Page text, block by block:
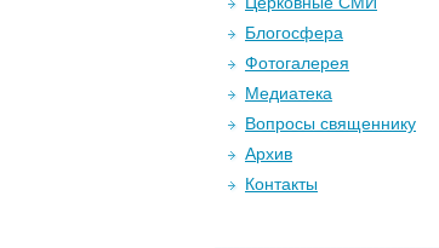
Блогосфера
Фотогалерея
Медиатека
Вопросы священнику
Архив
Контакты